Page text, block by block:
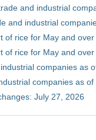
and industrial
and industrial
of rice for May and
of rice for May and
companies as
companies as
July 27, 2026